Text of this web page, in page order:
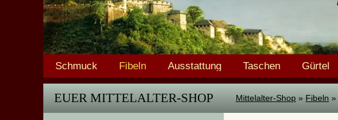
Schmuck Fibeln Ausstattung Taschen Gürtel
EUER MITTELALTER-SHOP Mittelalter-Shop » Fibeln »